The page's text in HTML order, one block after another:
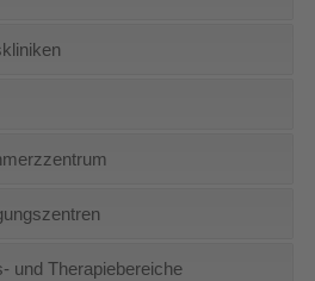
und Therapiebereiche